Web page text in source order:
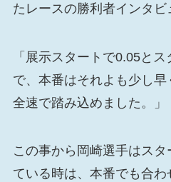
たレースの勝利者インタビ
「展示スタートで0.05と
で、本番はそれよも少し
全速で踏み込めました。」
この事から岡崎選手はス
ている時は、本番でも合